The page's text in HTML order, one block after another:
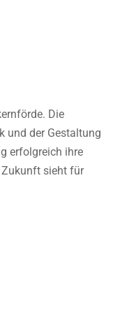
Die
und der Gestaltung
erfolgreich ihre
sieht für